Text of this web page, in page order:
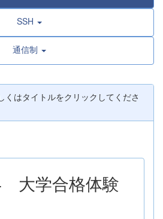
SSH
通信制
くはタイトルをクリックしてくださ
大学合格体験